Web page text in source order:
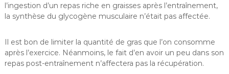
l’ingestion d’un repas riche en graisses après l’entraînement,
la synthèse du glycogène musculaire n’était pas affectée.
Il est bon de limiter la quantité de gras que l’on consomme
après l’exercice. Néanmoins, le fait d’en avoir un peu dans son
repas post-entraînement n’affectera pas la récupération.